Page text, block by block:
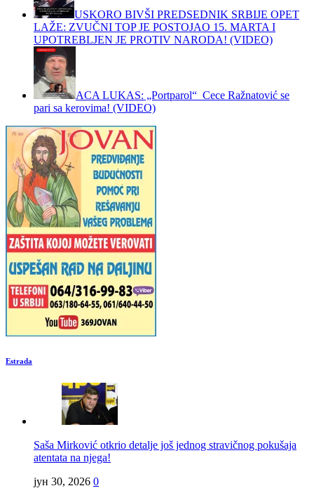
USKORO BIVŠI PREDSEDNIK SRBIJE OPET
LAŽE: ZVUČNI TOP JE POSTOJAO 15. MARTA I
UPOTREBLJEN JE PROTIV NARODA! (VIDEO)
ACA LUKAS: „Portparol“ Cece Ražnatović se
pari sa kerovima! (VIDEO)
Estrada
Saša Mirković otkrio detalje još jednog stravičnog pokušaja
atentata na njega!
јун 30, 2026 0